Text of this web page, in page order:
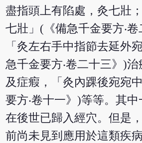
盡指頭上有陷處，灸七壯
七壯」(《備急千金要方‧卷
「灸左右手中指節去延外
急千金要方‧卷二十三》)
及症瘕，「灸內踝後宛宛
要方‧卷十一》)等等。其
在後世已歸入經穴。但是
前尚未見到應用於這類疾